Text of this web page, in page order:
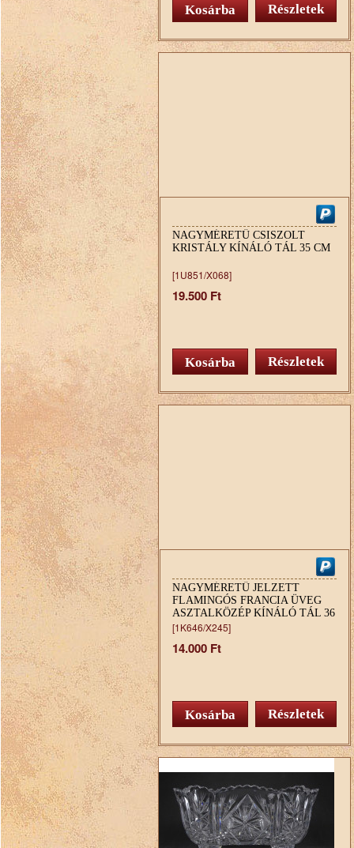
Részletek
NAGYMÉRETŰ CSISZOLT
KRISTÁLY KÍNÁLÓ TÁL 35 CM
[1U851/X068]
19.500 Ft
Részletek
NAGYMÉRETŰ JELZETT
FLAMINGÓS FRANCIA ÜVEG
ASZTALKÖZÉP KÍNÁLÓ TÁL 36
CM
[1K646/X245]
14.000 Ft
Részletek